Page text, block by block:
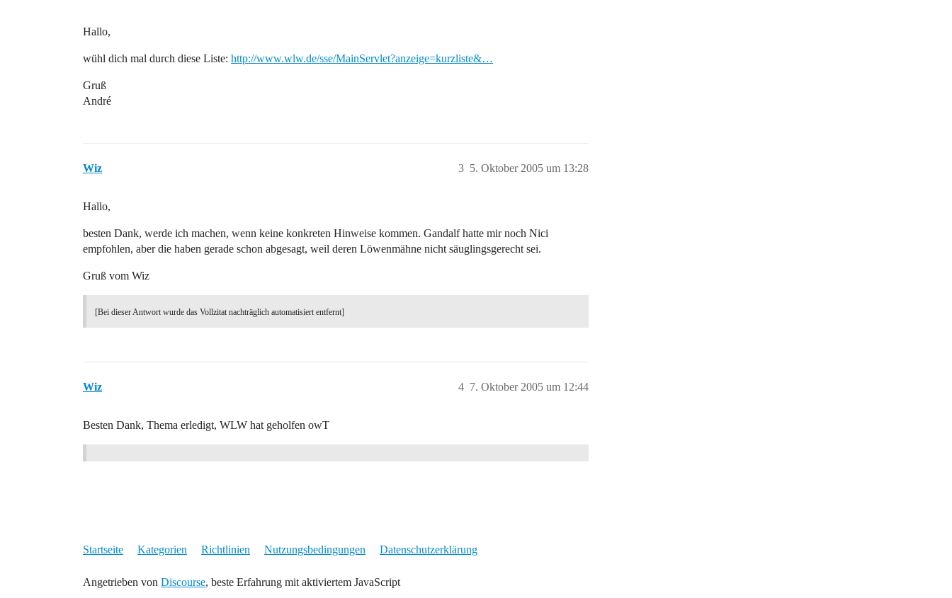
Hallo,
wühl dich mal durch diese Liste: http://www.wlw.de/sse/MainServlet?anzeige=kurzliste&…
Gruß
André
Wiz 5. Oktober 2005 um 13:28
3
Hallo,
besten Dank, werde ich machen, wenn keine konkreten Hinweise kommen. Gandalf hatte mir noch Nici
empfohlen, aber die haben gerade schon abgesagt, weil deren Löwenmähne nicht säuglingsgerecht sei.
Gruß vom Wiz
[Bei dieser Antwort wurde das Vollzitat nachträglich automatisiert entfernt]
Wiz 7. Oktober 2005 um 12:44
4
Besten Dank, Thema erledigt, WLW hat geholfen owT
Startseite Kategorien Richtlinien Nutzungsbedingungen Datenschutzerklärung
Angetrieben von Discourse, beste Erfahrung mit aktiviertem JavaScript